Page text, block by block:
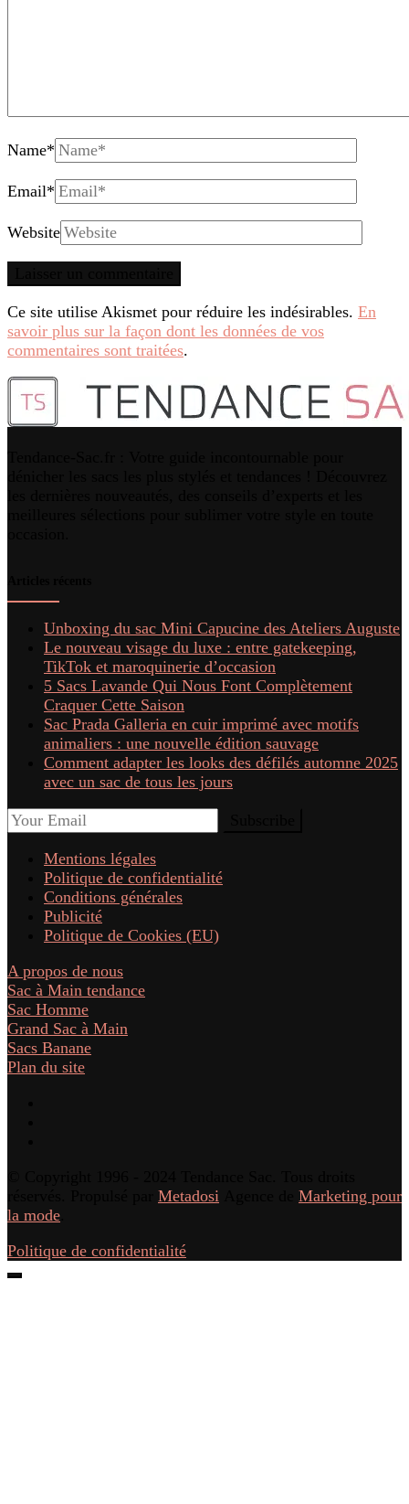
Name*
Email*
Website
Ce site utilise Akismet pour réduire les indésirables. En
savoir plus sur la façon dont les données de vos
commentaires sont traitées.
Unboxing du sac Mini Capucine des Ateliers Auguste
Le nouveau visage du luxe : entre gatekeeping,
TikTok et maroquinerie d’occasion
5 Sacs Lavande Qui Nous Font Complètement
Craquer Cette Saison
Sac Prada Galleria en cuir imprimé avec motifs
animaliers : une nouvelle édition sauvage
Comment adapter les looks des défilés automne 2025
avec un sac de tous les jours
Mentions légales
Politique de confidentialité
Conditions générales
Publicité
Politique de Cookies (EU)
A propos de nous
Sac à Main tendance
Sac Homme
Grand Sac à Main
Sacs Banane
Plan du site
Metadosi
Marketing pour
la mode
Politique de confidentialité